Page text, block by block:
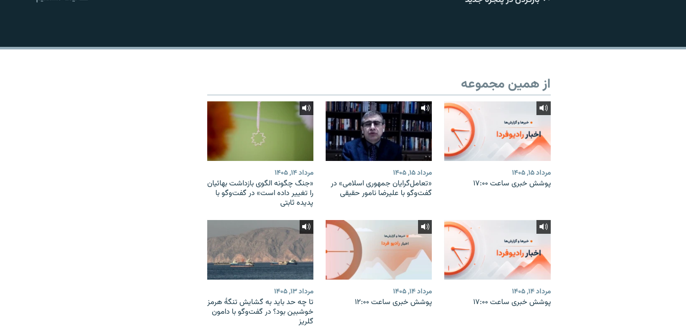
EMBED
از همین مجموعه
مرداد ۱۵, ۱۴۰۵
پوشش خبری ساعت ۱۷:۰۰
مرداد ۱۵, ۱۴۰۵
«تعامل‌گرایان جمهوری اسلامی» در
گفت‌وگو با علیرضا نامور حقیقی
مرداد ۱۴, ۱۴۰۵
«جنگ چگونه الگوی بازداشت بهائیان
را تغییر داده است» در گفت‌وگو با
پدیده ثابتی
مرداد ۱۴, ۱۴۰۵
پوشش خبری ساعت ۱۷:۰۰
مرداد ۱۴, ۱۴۰۵
پوشش خبری ساعت ۱۲:۰۰
مرداد ۱۳, ۱۴۰۵
تا چه حد باید به گشایش تنگهٔ هرمز
خوشبین بود؟ در گفت‌وگو با دامون
گلریز